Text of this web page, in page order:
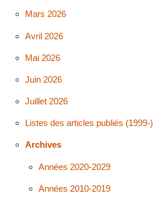
Mars 2026
Avril 2026
Mai 2026
Juin 2026
Juillet 2026
Listes des articles publiés (1999-)
Archives
Années 2020-2029
Années 2010-2019